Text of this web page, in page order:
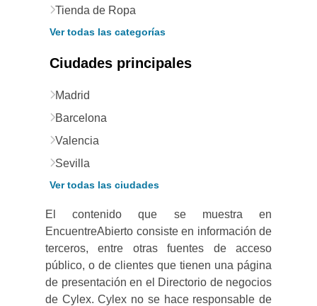
Tienda de Ropa
Ver todas las categorías
Ciudades principales
Madrid
Barcelona
Valencia
Sevilla
Ver todas las ciudades
El contenido que se muestra en
EncuentreAbierto consiste en información de
terceros, entre otras fuentes de acceso
público, o de clientes que tienen una página
de presentación en el Directorio de negocios
de Cylex. Cylex no se hace responsable de